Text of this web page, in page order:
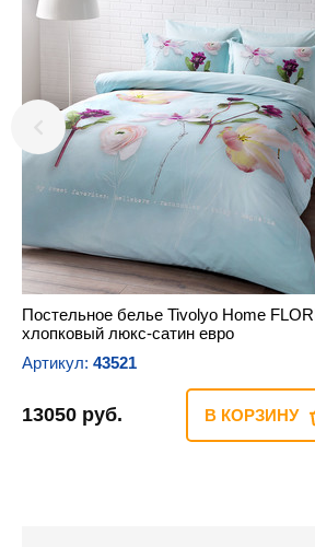
Постельное белье Tivolyo Home
хлопковый люкс-сатин евро
Артикул: 43521
13050 руб. В КОРЗИНУ